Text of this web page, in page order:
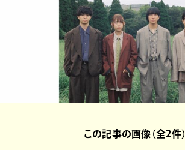
この記事の画像（全2件）